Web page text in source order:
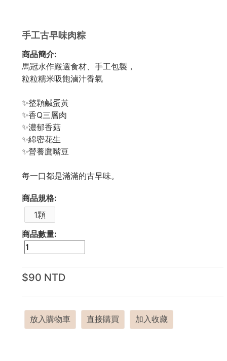
手工古早味肉粽
商品簡介:
馬冠水作嚴選食材、手工包製，
粒粒糯米吸飽滷汁香氣
✨整顆鹹蛋黃
✨香Q三層肉
✨濃郁香菇
✨綿密花生
✨營養鷹嘴豆
每一口都是滿滿的古早味。
商品規格:
1顆
商品數量:
$90 NTD
放入購物車 直接購買 加入收藏